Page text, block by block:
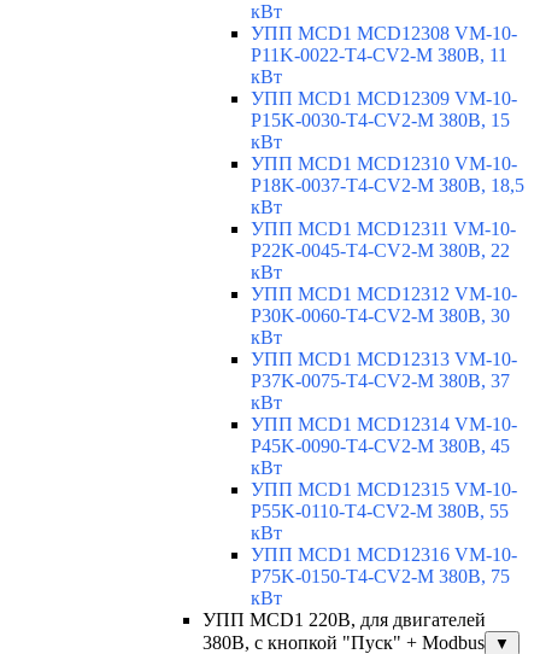
кВт
УПП MCD1 MCD12308 VM-10-
P11K-0022-T4-CV2-M 380В, 11
кВт
УПП MCD1 MCD12309 VM-10-
P15K-0030-T4-CV2-M 380В, 15
кВт
УПП MCD1 MCD12310 VM-10-
P18K-0037-T4-CV2-M 380В, 18,5
кВт
УПП MCD1 MCD12311 VM-10-
P22K-0045-T4-CV2-M 380В, 22
кВт
УПП MCD1 MCD12312 VM-10-
P30K-0060-T4-CV2-M 380В, 30
кВт
УПП MCD1 MCD12313 VM-10-
P37K-0075-T4-CV2-M 380В, 37
кВт
УПП MCD1 MCD12314 VM-10-
P45K-0090-T4-CV2-M 380В, 45
кВт
УПП MCD1 MCD12315 VM-10-
P55K-0110-T4-CV2-M 380В, 55
кВт
УПП MCD1 MCD12316 VM-10-
P75K-0150-T4-CV2-M 380В, 75
кВт
УПП MCD1 220В, для двигателей
380В, с кнопкой "Пуск" + Modbus
▼